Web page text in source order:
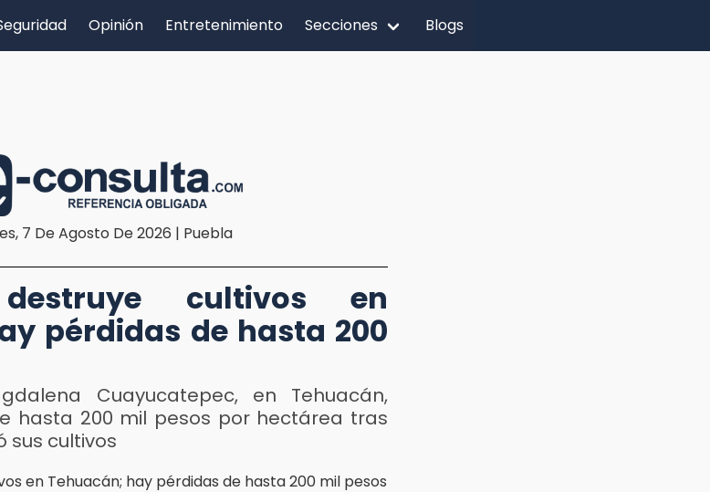
Opinión Entretenimiento Secciones Blogs
7 De Agosto De 2026 | Puebla
destruye cultivos en
pérdidas de hasta 200
Cuayucatepec, en Tehuacán,
hasta 200 mil pesos por hectárea tras
sus cultivos